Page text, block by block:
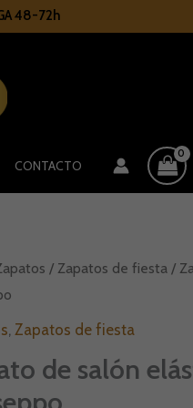
48-72h
CONTACTO
/ Zapatos de fiesta /
Zapatos de fiesta
de salón